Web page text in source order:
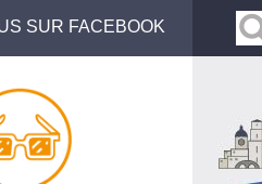
SUR FACEBOOK